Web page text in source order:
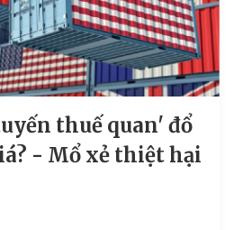
thuế quan' đổ
- Mổ xẻ thiệt hại